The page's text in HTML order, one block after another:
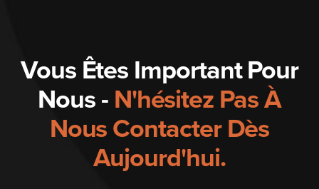
Vous Êtes Important Pour
Nous -N'hésitez Pas À
Nous Contacter Dès
Aujourd'hui.